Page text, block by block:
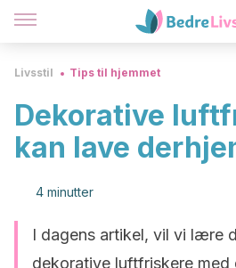
Livsstil Tips til hjemmet
Dekorative
kan lave
4 minutter
I dagens artikel, vil vi lære
dekorative luftfriskere